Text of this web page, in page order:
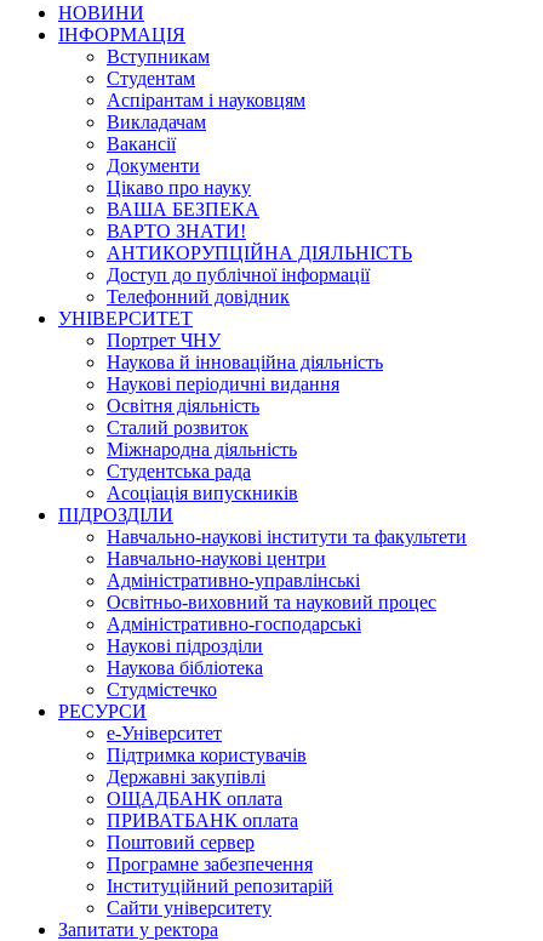
НОВИНИ
ІНФОРМАЦІЯ
Вступникам
Студентам
Аспірантам і науковцям
Викладачам
Вакансії
Документи
Цікаво про науку
ВАША БЕЗПЕКА
ВАРТО ЗНАТИ!
АНТИКОРУПЦІЙНА ДІЯЛЬНІСТЬ
Доступ до публічної інформації
Телефонний довідник
УНІВЕРСИТЕТ
Портрет ЧНУ
Наукова й інноваційна діяльність
Наукові періодичні видання
Освітня діяльність
Сталий розвиток
Міжнародна діяльність
Студентська рада
Асоціація випускників
ПІДРОЗДІЛИ
Навчально-наукові інститути та факультети
Навчально-наукові центри
Адміністративно-управлінські
Освітньо-виховний та науковий процес
Адміністративно-господарські
Наукові підрозділи
Наукова бібліотека
Студмістечко
РЕСУРСИ
е-Університет
Підтримка користувачів
Державні закупівлі
ОЩАДБАНК оплата
ПРИВАТБАНК оплата
Поштовий сервер
Програмне забезпечення
Інституційний репозитарій
Сайти університету
Запитати у ректора